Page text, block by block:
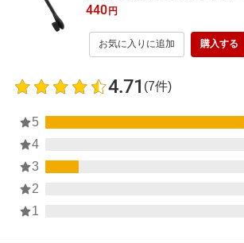
卓球 練習 卓球用品 修理 リペアキッ
ツグッズ 交換パーツ ギフト
440円
お気に入りに追加 購入する
4.71 (7件)
5
4
3
2
1